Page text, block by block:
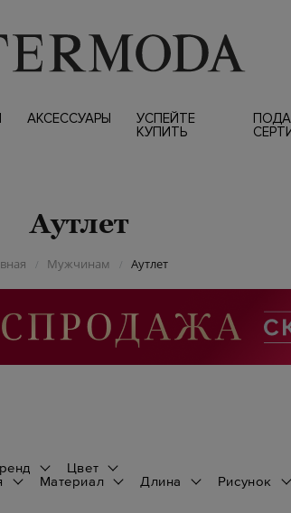
АКСЕССУАРЫ
УСПЕЙТЕ
КУПИТЬ
Аутлет
/ Мужчинам / Аутлет
Цвет
Материал Длина
Рисунок